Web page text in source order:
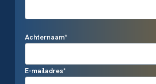
Achternaam*
E-mailadres*